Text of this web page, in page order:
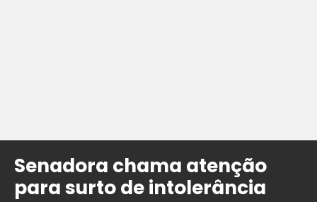
Senadora chama atenção
para surto de intolerância